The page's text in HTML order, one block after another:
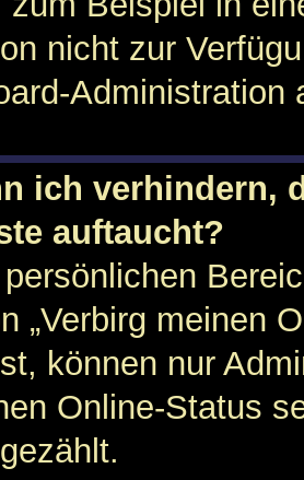
nicht zur
Administration
ich verhindern,
auftaucht?
„Verbirg meinen
können nur
Online-Status